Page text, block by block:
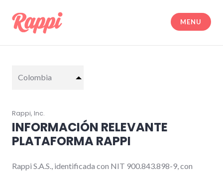
content
Legal | Rappi
MENU
Colombia
Rappi, Inc.
INFORMACIÓN RELEVANTE
PLATAFORMA RAPPI
Rappi S.A.S., identificada con NIT 900.843.898-9, con